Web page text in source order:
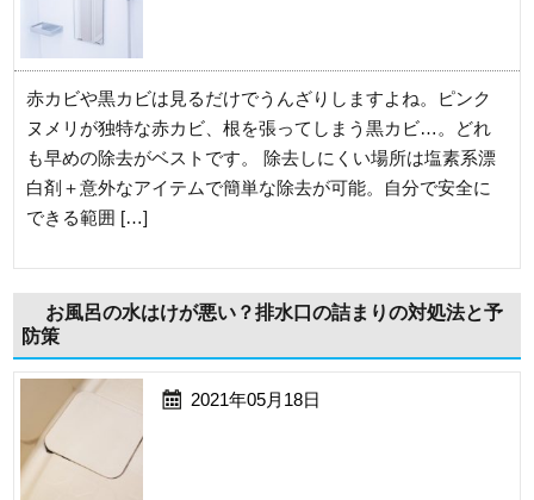
赤カビや黒カビは見るだけでうんざりしますよね。ピンク
ヌメリが独特な赤カビ、根を張ってしまう黒カビ…。どれ
も早めの除去がベストです。 除去しにくい場所は塩素系漂
白剤＋意外なアイテムで簡単な除去が可能。自分で安全に
できる範囲 […]
お風呂の水はけが悪い？排水口の詰まりの対処法と予
防策
2021年05月18日